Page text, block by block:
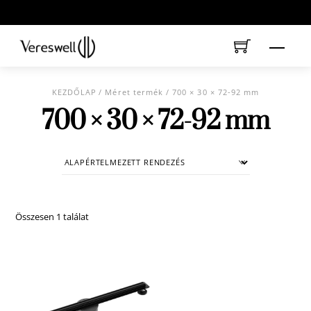
to
content
Menu
KEZDŐLAP / Méret termék / 700 × 30 × 72-92 mm
700 × 30 × 72-92 mm
Összesen 1 találat